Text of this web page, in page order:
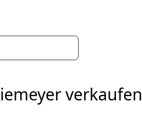
verkaufen